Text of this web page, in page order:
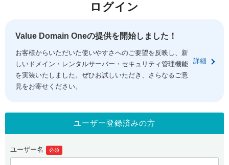
ドメイン移管
ドメイン価格一覧
ドメイン一括検索
.jpドメインオークション
gTLDオークション NEW!
.jpドメインバックオーダー
コアサーバー
バリューサーバー
XREA
セキュリティトップ
Value Domain ネットde診断
SSL証明書
サービストップ
お得意様割引
紹介制度
facebook
ログイン
ログイン
Value Domain Oneの提供を開始しました！
お客様からいただいた使いやすさへのご要望を反映し、新
しいドメイン・レンタルサーバー・セキュリティ管理機能
を実装いたしました。ぜひお試しいただき、さらなるご意
見をお寄せください。
詳細
ユーザー登録済みの方
ユーザー名 必須